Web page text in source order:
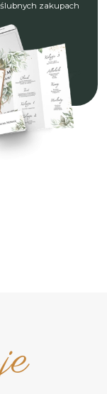
ślubnych zakupach